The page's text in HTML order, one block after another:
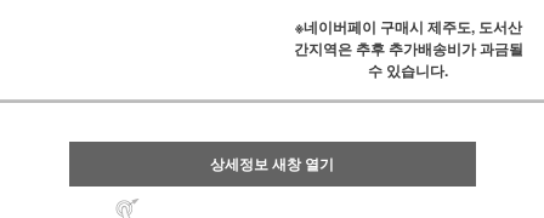
※네이버페이 구매시 제주도, 도서산
간지역은 추후 추가배송비가 과금될
수 있습니다.
상세정보 새창 열기